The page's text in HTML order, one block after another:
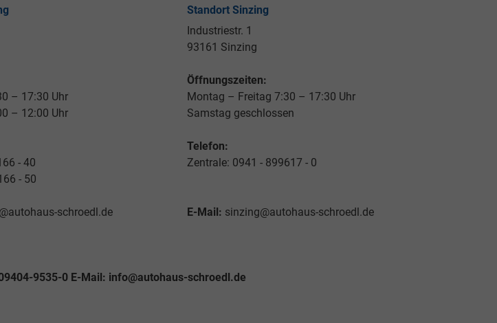
– 17:30 Uhr
– 12:00 Uhr
- 40
- 50
schroedl.de
Standort Sinzing
Industriestr. 1
93161 Sinzing
Öffnungszeiten:
Montag – Freitag 7:30 – 17:30 Uhr
Samstag geschlossen
Telefon:
Zentrale: 0941 - 899617 - 0
E-Mail: sinzing@autohaus-schroedl.de
9535-0 E-Mail: info@autohaus-schroedl.de